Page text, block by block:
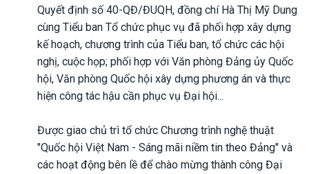
Quyết định số 40-QĐ/ĐUQH, đồng chí Hà Thị Mỹ Dung
cùng Tiểu ban Tổ chức phục vụ đã phối hợp xây dựng
kế hoạch, chương trình của Tiểu ban, tổ chức các hội
nghị, cuộc họp; phối hợp với Văn phòng Đảng ủy Quốc
hội, Văn phòng Quốc hội xây dựng phương án và thực
hiện công tác hậu cần phục vụ Đại hội...
Được giao chủ trì tổ chức Chương trình nghệ thuật
"Quốc hội Việt Nam - Sáng mãi niềm tin theo Đảng" và
các hoạt động bên lề để chào mừng thành công Đại